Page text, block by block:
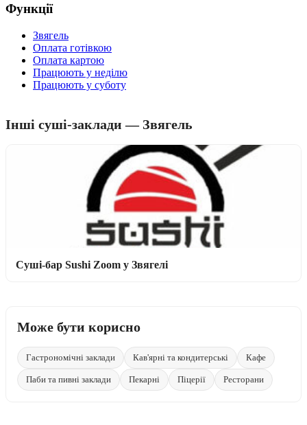
Функції
Звягель
Оплата готівкою
Оплата картою
Працюють у неділю
Працюють у суботу
Інші суші-заклади — Звягель
Суші-бар Sushi Zoom у Звягелі
Може бути корисно
Гастрономічні заклади Кав'ярні та кондитерські Кафе
Паби та пивні заклади Пекарні Піцерії Ресторани